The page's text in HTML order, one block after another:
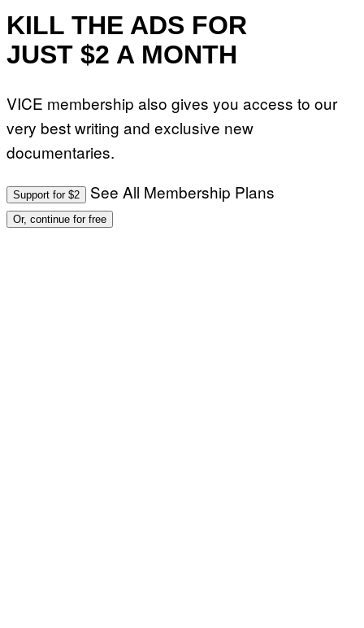
KILL THE ADS FOR
JUST $2 A MONTH
VICE membership also gives you access to our
very best writing and exclusive new
documentaries.
Support for $2 See All Membership Plans
Or, continue for free